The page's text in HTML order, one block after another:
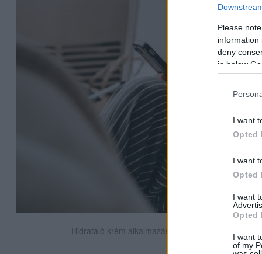
Please
information
deny
in below
I want
Opted
I want
Opted
I want
Opted
I want
of my
Hidratáló krém alkalmazása a bőr puhaságáért és